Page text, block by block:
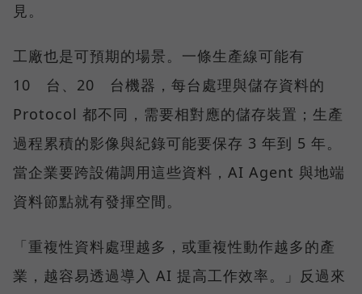
見。
工廠也是可預期的場景。一條生產線可能有
10 台、20 台機器，每台處理與儲存資料的
Protocol 都不同，需要相對應的儲存裝置；生產
過程累積的影像與紀錄可能要保存 3 年到 5 年。
當企業要跨設備調用這些資料，AI Agent 與地端
資料節點就有發揮空間。
「重複性資料處理越多，或重複性動作越多的產
業，越容易透過導入 AI 提高工作效率。」反過來